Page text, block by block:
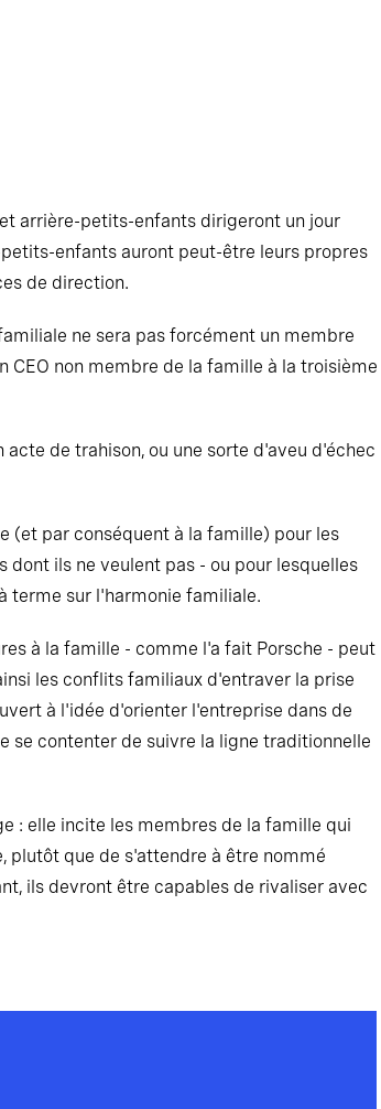
arrière-petits-enfants dirigeront un jour
enfants auront peut-être leurs propres
de direction.
ne sera pas forcément un membre
non membre de la famille à la troisième
de trahison, ou une sorte d'aveu d'échec
(et par conséquent à la famille) pour les
ils ne veulent pas - ou pour lesquelles
terme sur l'harmonie familiale.
à la famille - comme l'a fait Porsche - peut
les conflits familiaux d'entraver la prise
à l'idée d'orienter l'entreprise dans de
se contenter de suivre la ligne traditionnelle
: elle incite les membres de la famille qui
plutôt que de s'attendre à être nommé
ils devront être capables de rivaliser avec